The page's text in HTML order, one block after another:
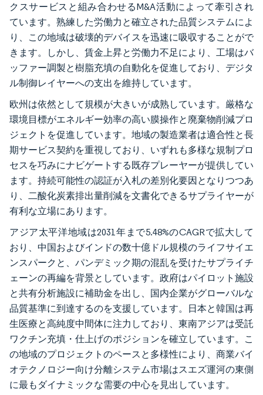
クスサービスと組み合わせるM&A活動によって牽引され
ています。熟練した労働力と確立された品質システムによ
り、この地域は破壊的デバイスを迅速に吸収することがで
きます。しかし、賃金上昇と労働力不足により、工場はバ
ッファー調製と樹脂充填の自動化を促進しており、デジタ
ル制御レイヤーへの支出を維持しています。
欧州は依然として規模が大きいが成熟しています。厳格な
環境目標がエネルギー効率の高い膜操作と廃棄物削減プロ
ジェクトを促進しています。地域の製造業者は適合性と長
期サービス契約を重視しており、いずれも多様な規制プロ
セスを巧みにナビゲートする既存プレーヤーが提供してい
ます。持続可能性の認証が入札の差別化要因となりつつあ
り、二酸化炭素排出量削減を文書化できるサプライヤーが
有利な立場にあります。
アジア太平洋地域は2031年まで5.48%のCAGRで拡大して
おり、中国およびインドの数十億ドル規模のライフサイエ
ンスパークと、パンデミック期の混乱を受けたサプライチ
ェーンの再編を背景としています。政府はパイロット施設
と共有分析施設に補助金を出し、国内企業がグローバルな
品質基準に到達するのを支援しています。日本と韓国は再
生医療と高純度中間体に注力しており、東南アジアは受託
ワクチン充填・仕上げのポジションを確立しています。こ
の地域のプロジェクトのペースと多様性により、商業バイ
オテクノロジー向け分離システム市場はスエズ運河の東側
に最もダイナミックな需要の中心を見出しています。